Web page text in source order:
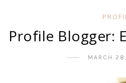
Profile Blogger:
MARCH